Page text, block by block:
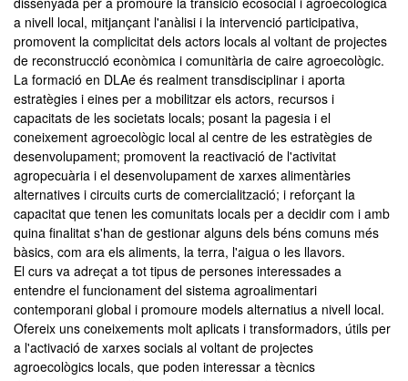
a nivell local, mitjançant l'anàlisi i la intervenció participativa,
promovent la complicitat dels actors locals al voltant de projectes
de reconstrucció econòmica i comunitària de caire agroecològic.
La formació en DLAe és realment transdisciplinar i aporta
estratègies i eines per a mobilitzar els actors, recursos i
capacitats de les societats locals; posant la pagesia i el
coneixement agroecològic local al centre de les estratègies de
desenvolupament; promovent la reactivació de l'activitat
agropecuària i el desenvolupament de xarxes alimentàries
alternatives i circuits curts de comercialització; i reforçant la
capacitat que tenen les comunitats locals per a decidir com i amb
quina finalitat s'han de gestionar alguns dels béns comuns més
bàsics, com ara els aliments, la terra, l'aigua o les llavors.
El curs va adreçat a tot tipus de persones interessades a
entendre el funcionament del sistema agroalimentari
contemporani global i promoure models alternatius a nivell local.
Ofereix uns coneixements molt aplicats i transformadors, útils per
a l'activació de xarxes socials al voltant de projectes
agroecològics locals, que poden interessar a tècnics